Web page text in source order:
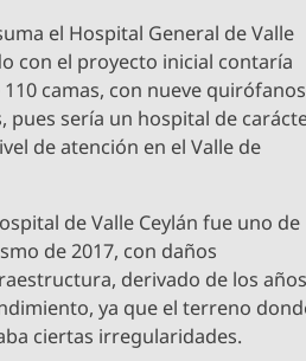
el Hospital General de Valle
con el proyecto inicial contaría
camas, con nueve quirófanos
pues sería un hospital de
de atención en el Valle de
de Valle Ceylán fue uno de
de 2017, con daños
derivado de los
ya que el terreno
ciertas irregularidades.